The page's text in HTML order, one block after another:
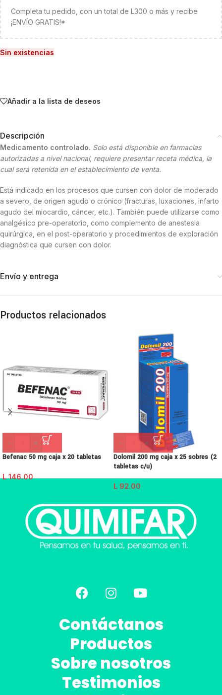
Completa tu pedido, con un total de L300 o más y recibe
¡ENVÍO GRATIS!*
Sin existencias
Añadir a la lista de deseos
Descripción
Medicamento controlado. Solo está disponible en farmacias
autorizadas a nivel nacional, requiere presentar receta médica, la
cual será retenida en el establecimiento de venta.
Está indicado en los procesos que cursen con dolor de moderado
a severo, de origen agudo o crónico (fracturas, luxaciones, infarto
agudo del miocardio, cáncer, etc.). También puede utilizarse como
analgésico pre-operatorio, como complemento de anestesia
quirúrgica, en el post-operatorio y procedimientos de exploración
diagnóstica que cursen con dolor.
Envío y entrega
Productos relacionados
- +
Befenac 50 mg caja x 20 tabletas
L146.00
- +
Dolomil 200 mg caja x 25 sobres (2
tabletas c/u)
L 92.00
Contáctanos
Productos
Sobre nosotros
Testimonios